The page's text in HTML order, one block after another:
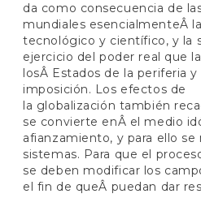
da como consecuencia de
mundiales esencialmenteÂ
tecnológico y científico, y la
ejercicio del poder real que
losÂ Estados de la periferia
imposición. Los efectos de
la globalización también
se convierte enÂ el medio
afianzamiento, y para ello
sistemas. Para que el
se deben modificar los
el fin de queÂ puedan dar